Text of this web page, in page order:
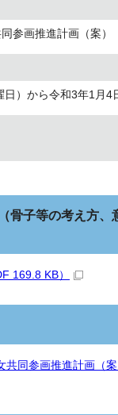
参画推進計画（案）
日）から令和3年1月4
骨子等の考え方、
169.8 KB）
共同参画推進計画（案